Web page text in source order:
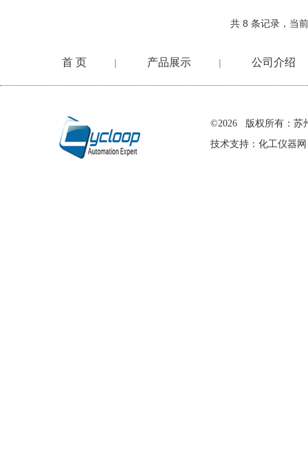
共 8 条记录，当
首 页 | 产品展示 | 公司介绍
©2026 版权所有：苏
技术支持： 化工仪器网